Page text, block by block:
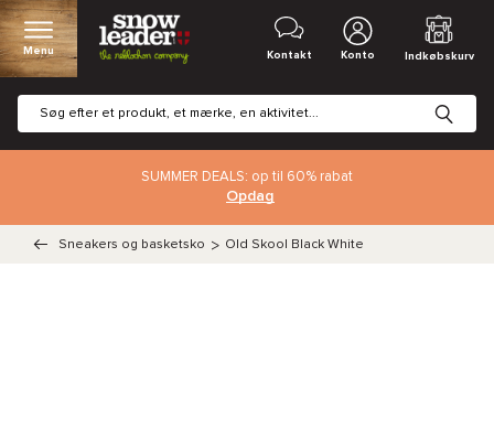
Menu Kontakt Konto Indkøbskurv
SUMMER DEALS: op til 60% rabat
Opdag
Sneakers og basketsko > Old Skool Black White